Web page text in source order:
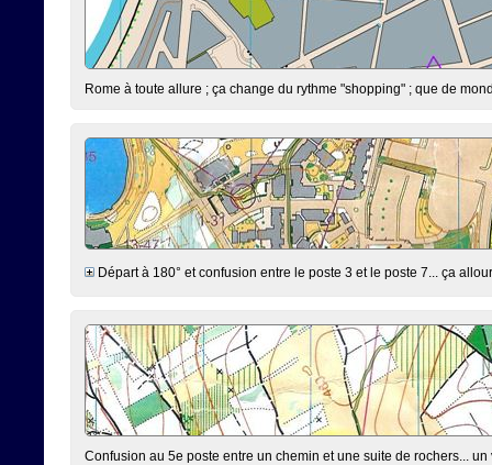
Rome à toute allure ; ça change du rythme "shopping" ; que de
Départ à 180° et confusion entre le poste 3 et le poste 7... ça
Confusion au 5e poste entre un chemin et une suite de rochers... un